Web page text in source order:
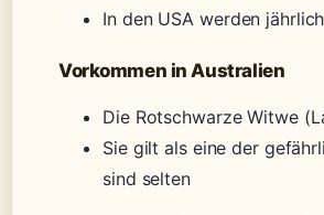
In den USA werden
Vorkommen in Australien
Die Rotschwarze Witwe
Sie gilt als eine der
sind selten